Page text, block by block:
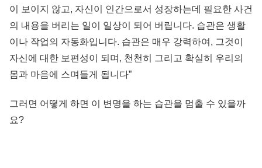
이 보이지 않고, 자신이 인간으로서 성장하는데 필요한 사건
의 내용을 버리는 일이 일상이 되어 버립니다. 습관은 생활
이나 작업의 자동화입니다. 습관은 매우 강력하여, 그것이
자신에 대한 보편성이 되며, 천천히 그리고 확실히 우리의
몸과 마음에 스며들게 됩니다”
그러면 어떻게 하면 이 변명을 하는 습관을 멈출 수 있을까
요?